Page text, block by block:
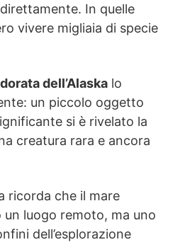
In quelle
vivere migliaia di specie
dell’Alaska lo
un piccolo oggetto
si è rivelato la
creatura rara e ancora
ricorda che il mare
luogo remoto, ma uno
dell’esplorazione